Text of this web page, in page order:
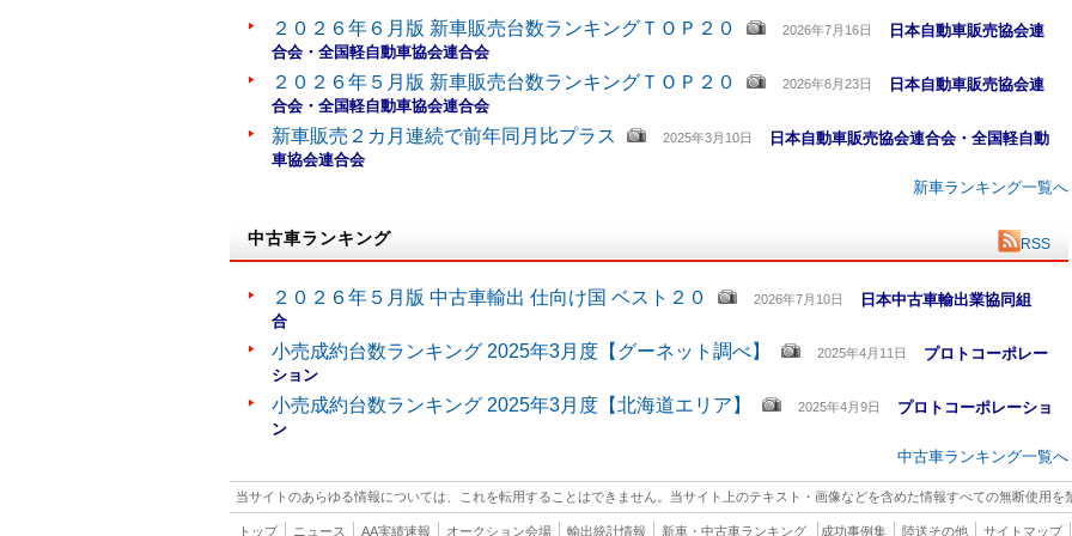
２０２６年６月版 新車販売台数ランキングＴＯＰ２０ 2026年7月16日 日本自動車販売協会連
合会・全国軽自動車協会連合会
２０２６年５月版 新車販売台数ランキングＴＯＰ２０
2026年6月23日 日本自動車販売協会連
合会・全国軽自動車協会連合会
新車販売２カ月連続で前年同月比プラス
2025年3月10日 日本自動車販売協会連合会・全国軽自動
車協会連合会
新車ランキング一覧へ
中古車ランキング RSS
２０２６年５月版 中古車輸出 仕向け国 ベスト２０ 2026年7月10日 日本中古車輸出業協同組
合
小売成約台数ランキング 2025年3月度【グーネット調べ】
2025年4月11日 プロトコーポレー
ション
小売成約台数ランキング 2025年3月度【北海道エリア】
2025年4月9日 プロトコーポレーショ
ン
中古車ランキング一覧へ
当サイトのあらゆる情報については、これを転用することはできません。当サイト上のテキスト・画像などを含めた情報すべての無断使用を
トップ ニュース AA実績速報 オークション会場 輸出統計情報 新車・中古車ランキング 成功事例集 陸送その他 サイトマップ